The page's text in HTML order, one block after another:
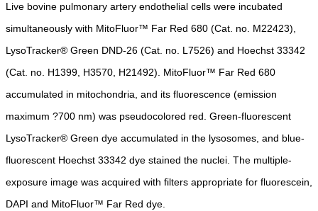
Live bovine pulmonary artery endothelial cells were incubated
simultaneously with MitoFluor™ Far Red 680 (Cat. no. M22423),
LysoTracker® Green DND-26 (Cat. no. L7526) and Hoechst 33342
(Cat. no. H1399, H3570, H21492). MitoFluor™ Far Red 680
accumulated in mitochondria, and its fluorescence (emission
maximum ?700 nm) was pseudocolored red. Green-fluorescent
LysoTracker® Green dye accumulated in the lysosomes, and blue-
fluorescent Hoechst 33342 dye stained the nuclei. The multiple-
exposure image was acquired with filters appropriate for fluorescein,
DAPI and MitoFluor™ Far Red dye.